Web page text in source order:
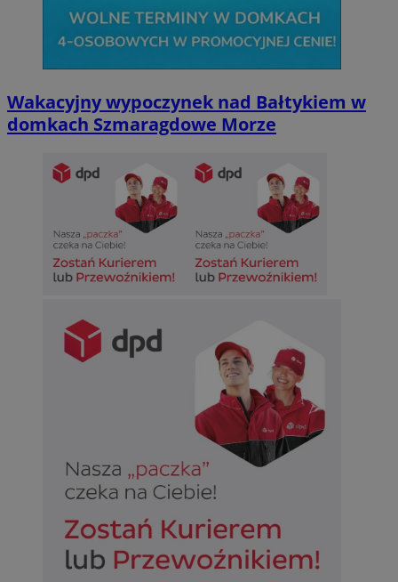
Wakacyjny wypoczynek nad Bałtykiem w
domkach Szmaragdowe Morze